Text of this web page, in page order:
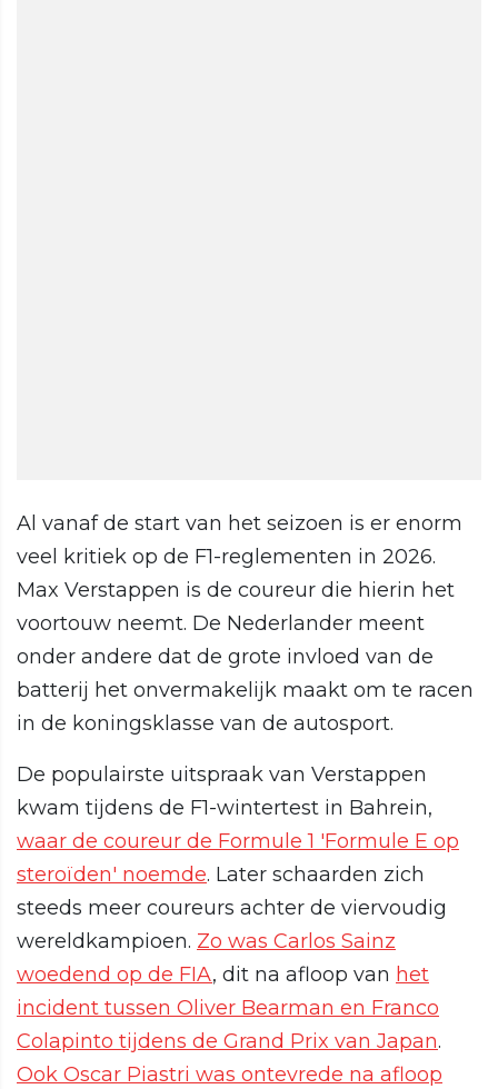
Al vanaf de start van het seizoen is er enorm
veel kritiek op de F1-reglementen in 2026.
Max Verstappen is de coureur die hierin het
voortouw neemt. De Nederlander meent
onder andere dat de grote invloed van de
batterij het onvermakelijk maakt om te racen
in de koningsklasse van de autosport.
De populairste uitspraak van Verstappen
kwam tijdens de F1-wintertest in Bahrein,
waar de coureur de Formule 1 'Formule E op
steroïden' noemde. Later schaarden zich
steeds meer coureurs achter de viervoudig
wereldkampioen. Zo was Carlos Sainz
woedend op de FIA, dit na afloop van het
incident tussen Oliver Bearman en Franco
Colapinto tijdens de Grand Prix van Japan.
Ook Oscar Piastri was ontevrede na afloop